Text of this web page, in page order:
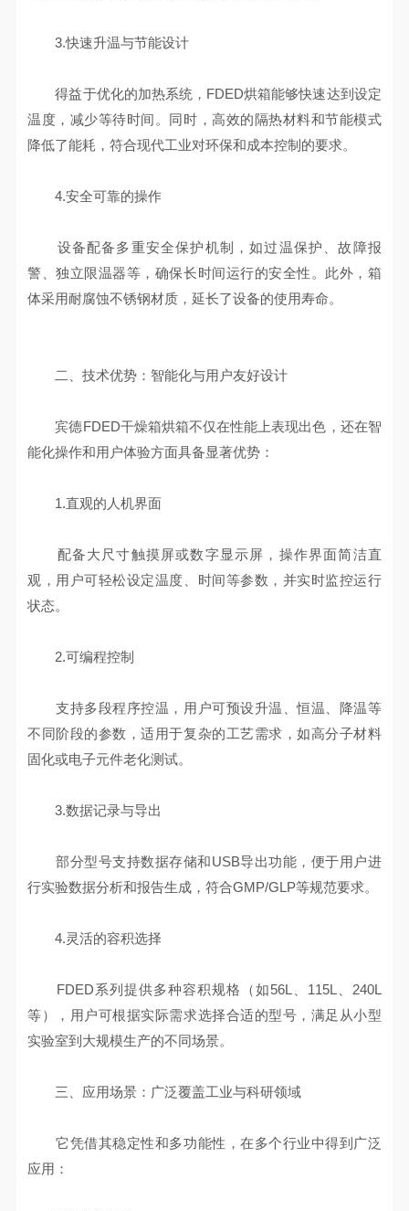
3.快速升温与节能设计
得益于优化的加热系统，FDED烘箱能够快速达到设定
温度，减少等待时间。同时，高效的隔热材料和节能模式
降低了能耗，符合现代工业对环保和成本控制的要求。
4.安全可靠的操作
设备配备多重安全保护机制，如过温保护、故障报
警、独立限温器等，确保长时间运行的安全性。此外，箱
体采用耐腐蚀不锈钢材质，延长了设备的使用寿命。
二、技术优势：智能化与用户友好设计
宾德FDED干燥箱烘箱不仅在性能上表现出色，还在智
能化操作和用户体验方面具备显著优势：
1.直观的人机界面
配备大尺寸触摸屏或数字显示屏，操作界面简洁直
观，用户可轻松设定温度、时间等参数，并实时监控运行
状态。
2.可编程控制
支持多段程序控温，用户可预设升温、恒温、降温等
不同阶段的参数，适用于复杂的工艺需求，如高分子材料
固化或电子元件老化测试。
3.数据记录与导出
部分型号支持数据存储和USB导出功能，便于用户进
行实验数据分析和报告生成，符合GMP/GLP等规范要求。
4.灵活的容积选择
FDED系列提供多种容积规格（如56L、115L、240L
等），用户可根据实际需求选择合适的型号，满足从小型
实验室到大规模生产的不同场景。
三、应用场景：广泛覆盖工业与科研领域
它凭借其稳定性和多功能性，在多个行业中得到广泛
应用：